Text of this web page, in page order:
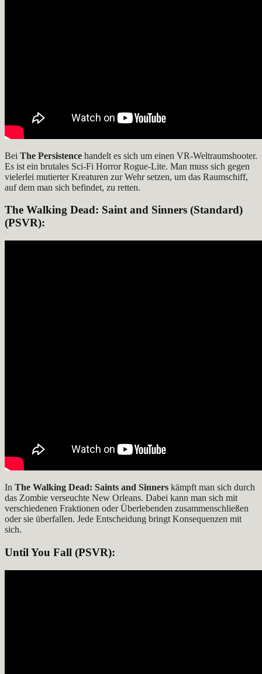
Bei The Persistence handelt es sich um einen VR-Weltraumshooter.
Es ist ein brutales Sci-Fi Horror Rogue-Lite. Man muss sich gegen
vielerlei mutierter Kreaturen zur Wehr setzen, um das Raumschiff,
auf dem man sich befindet, zu retten.
The Walking Dead: Saint and Sinners (Standard)
(PSVR):
In The Walking Dead: Saints and Sinners kämpft man sich durch
das Zombie verseuchte New Orleans. Dabei kann man sich mit
verschiedenen Fraktionen oder Überlebenden zusammenschließen
oder sie überfallen. Jede Entscheidung bringt Konsequenzen mit
sich.
Until You Fall (PSVR):